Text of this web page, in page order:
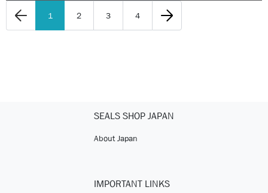
1 2 3 4
SEALS SHOP JAPAN
About Japan
IMPORTANT LINKS